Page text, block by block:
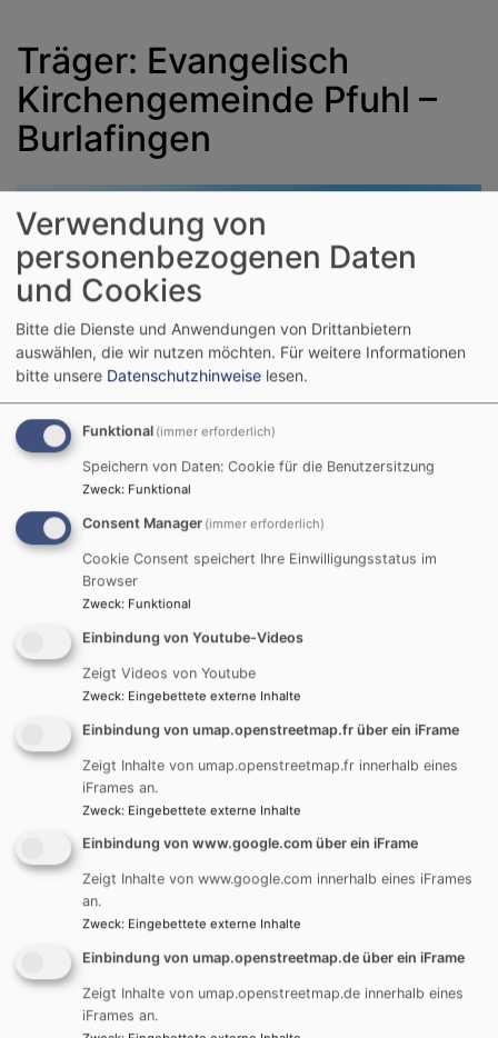
Träger: Evangelisch
Kirchengemeinde Pfuhl –
Burlafingen
Ev. Montessori-
Kindergarten Burlafingen
Gerstmayrstr. 30
89233 Neu-Ulm-Burlafingen
Tel. 0731 – 71 51 15
Fax 0731 – 176 98 43
Träger: Ev. Kirchengemeinde Pfuhl Burlafingen
ZUR HOMEPAGE
Träger: Evangelischer
Gemeindeverein Pfuhl e.V.
Verwendung von
personenbezogenen Daten
und Cookies
Bitte die Dienste und Anwendungen von Drittanbietern
auswählen, die wir nutzen möchten. Für weitere Informationen
bitte unsere Datenschutzhinweise lesen.
Funktional (immer erforderlich)
Speichern von Daten: Cookie für die Benutzersitzung
Zweck: Funktional
Consent Manager (immer erforderlich)
Cookie Consent speichert Ihre Einwilligungsstatus im
Browser
Zweck: Funktional
Einbindung von Youtube-Videos
Zeigt Videos von Youtube
Zweck: Eingebettete externe Inhalte
Einbindung von umap.openstreetmap.fr über ein iFrame
Zeigt Inhalte von umap.openstreetmap.fr innerhalb eines
iFrames an.
Zweck: Eingebettete externe Inhalte
Einbindung von www.google.com über ein iFrame
Zeigt Inhalte von www.google.com innerhalb eines iFrames
an.
Zweck: Eingebettete externe Inhalte
Einbindung von umap.openstreetmap.de über ein iFrame
Zeigt Inhalte von umap.openstreetmap.de innerhalb eines
iFrames an.